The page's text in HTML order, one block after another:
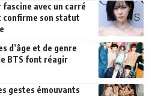
fascine avec un carré
confirme son statut
d’âge et de genre
BTS font réagir
gestes émouvants